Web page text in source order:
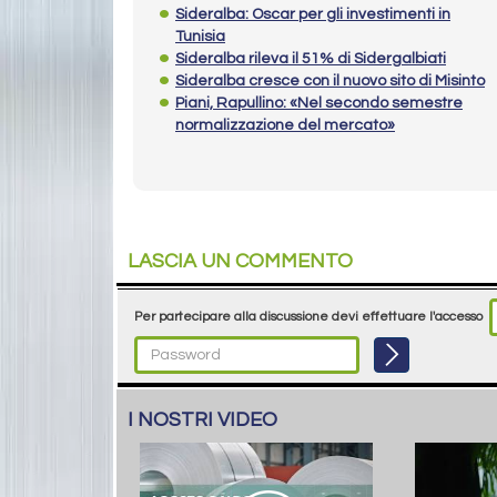
Sideralba: Oscar per gli investimenti in
Tunisia
Sideralba rileva il 51% di Sidergalbiati
Sideralba cresce con il nuovo sito di Misinto
Piani, Rapullino: «Nel secondo semestre
normalizzazione del mercato»
LASCIA UN COMMENTO
Per partecipare alla discussione devi effettuare l'accesso
I NOSTRI VIDEO